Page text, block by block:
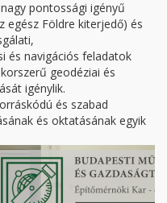
pontossági igényű
egész Földre kiterjedő) és
és navigációs feladatok
geodéziai és
igénylik.
és szabad
és oktatásának egyik